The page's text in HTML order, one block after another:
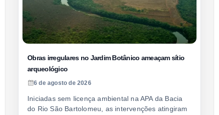
Obras irregulares no Jardim Botânico ameaçam sítio
arqueológico
6 de agosto de 2026
Iniciadas sem licença ambiental na APA da Bacia
do Rio São Bartolomeu, as intervenções atingiram